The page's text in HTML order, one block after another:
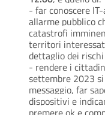
- far conoscere
allarme pubblico
catastrofi
territori
dettaglio dei
- rendere i
settembre 2023
messaggio, far
dispositivi e